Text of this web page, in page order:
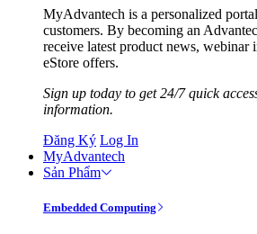
MyAdvantech is a personalized
customers. By becoming an
receive latest product news, webinar
eStore offers.
Sign up today to get 24/7 quick
information.
Đăng Ký Log In
MyAdvantech
Sản Phẩm
Embedded Computing